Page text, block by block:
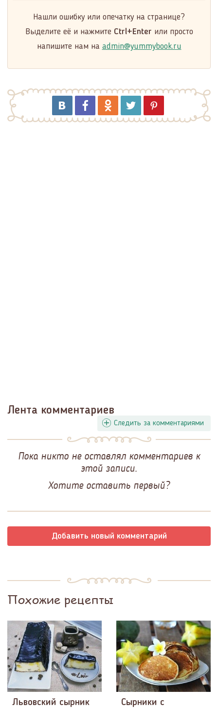
Нашли ошибку или опечатку на странице?
Выделите её и нажмите Ctrl+Enter или просто
напишите нам на admin@yummybook.ru
Лента комментариев
Следить за комментариями
Пока никто не оставлял комментариев к
этой записи.
Хотите оставить первый?
Добавить новый комментарий
Похожие рецепты
Львовский сырник Сырники с